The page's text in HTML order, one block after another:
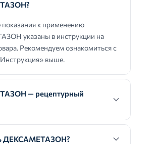
к применению
указаны в инструкции на
Рекомендуем ознакомиться с
выше.
— рецептурный
ДЕКСАМЕТАЗОН?